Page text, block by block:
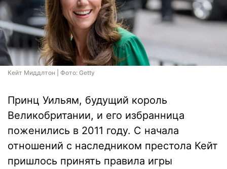
Кейт Миддлтон | Фото: Getty
Принц Уильям, будущий король
Великобритании, и его избранница
поженились в 2011 году. С начала
отношений с наследником престола Кейт
пришлось принять правила игры